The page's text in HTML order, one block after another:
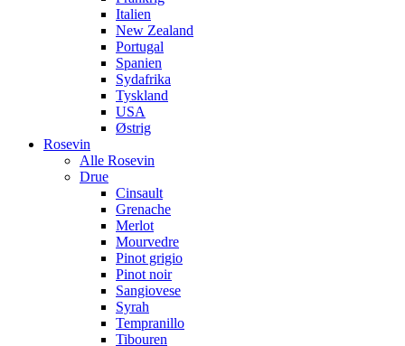
Italien
New Zealand
Portugal
Spanien
Sydafrika
Tyskland
USA
Østrig
Rosevin
Alle Rosevin
Drue
Cinsault
Grenache
Merlot
Mourvedre
Pinot grigio
Pinot noir
Sangiovese
Syrah
Tempranillo
Tibouren